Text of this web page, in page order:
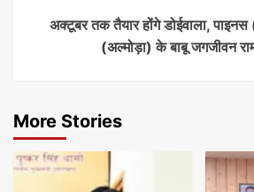
अक्टूबर तक तैयार होंगे डोईवाला,
(अल्मोड़ा) के बाबू जगजीवन
More Stories